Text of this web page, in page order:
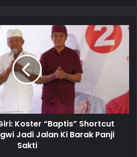
Koster “Baptis” Shortcut
Jadi Jalan Ki Barak Panji
Sakti